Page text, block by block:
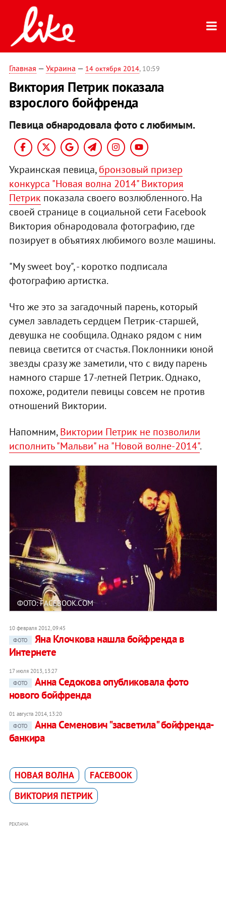
Главная — Украина — 14 октября 2014, 10:59
Виктория Петрик показала
взрослого бойфренда
Певица обнародовала фото с любимым.
Украинская певица,бронзовый призер
конкурса "Новая волна 2014" Виктория
Петрик показала своего возлюбленного. На
своей странице в социальной сети Facebook
Виктория обнародовала фотографию, где
позирует в объятиях любимого возле машины.
"My sweet boy", - коротко подписала
фотографию артистка.
Что же это за загадочный парень, который
сумел завладеть сердцем Петрик-старшей,
девушка не сообщила. Однако рядом с ним
певица светится от счастья. Поклонники юной
звезды сразу же заметили, что с виду парень
намного старше 17-летней Петрик. Однако,
похоже, родители певицы совсем не против
отношений Виктории.
Напомним,Виктории Петрик не позволили
исполнить "Мальви" на "Новой волне-2014".
ФОТО: FACEBOOK.COM
10 февраля 2012, 09:45
ФОТО
Яна Клочкова нашла бойфренда в
Интернете
17 июля 2013, 13:27
ФОТО
Анна Седокова опубликовала фото
нового бойфренда
01 августа 2014, 13:20
ФОТО
Анна Семенович "засветила" бойфренда-
банкира
НОВАЯ ВОЛНА
FACEBOOK
ВИКТОРИЯ ПЕТРИК
РЕКЛАМА